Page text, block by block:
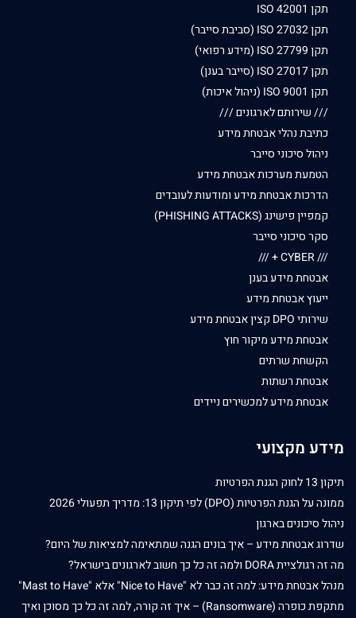
תקן ISO 42001
תקן ISO 27032 (סביבת סייבר)
תקן ISO 27799 (מידע רפואי)
תקן ISO 27017 (סייבר בענן)
תקן ISO 9001 (ניהול איכות)
/// שירותם לארגונים ///
כתיבת נהלי אבטחת מידע
ניהול סיכוני סייבר
הטמעת מערכות אבטחת מידע
הדרכות אבטחת מידע ומודעות לעובדים
קמפיין פישינג (PHISHING ATTACKS)
סקר סיכוני סייבר
/// CYBER + ///
אבטחת מידע בענן
ייעוץ אבטחת מידע
שירותי DPO קצין אבטחת מידע
אבטחת מידע מיקור חוץ
הקשחת שרתים
אבטחת רשתות
אבטחת מידע למכשירים ניידים
מידע מקצועי
תיקון 13 לחוק הגנת הפרטיות
ממונה על הגנת הפרטיות (DPO) לפי תיקון 13: מדריך תפעולי 2026
ניהול סיכונים בארגון
שדרוג אבטחת מידע – איך בונים הגנה שמתאימה למציאות של היום?
מה זה רגולציית DORA ולמה זה כל כך חשוב לארגונים בישראל?
מנהל אבטחת מידע: למה זה כבר לא "Nice to Have" אלא "Mast to Have"
מתקפת כופרה (Ransomware) – איך זה קורה, למה זה כל כך מסוכן ואיך